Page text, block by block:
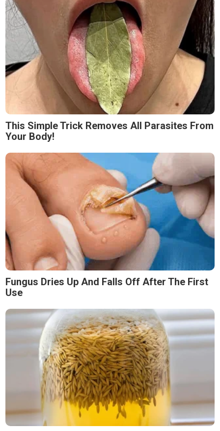
This Simple Trick Removes All Parasites From
Your Body!
Fungus Dries Up And Falls Off After The First
Use